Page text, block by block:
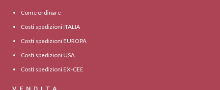
Come ordinare
Costi spedizioni ITALIA
Costi spedizioni EUROPA
Costi spedizioni USA
Costi spedizioni EX-CEE
VENDITA